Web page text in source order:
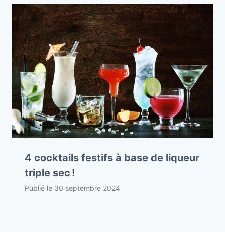
4 cocktails festifs à base de liqueur
triple sec !
Publié le 30 septembre 2024